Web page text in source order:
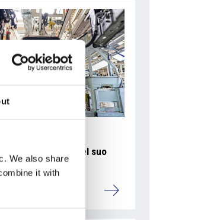
We also share
it with
la produzione del suo
Ceca